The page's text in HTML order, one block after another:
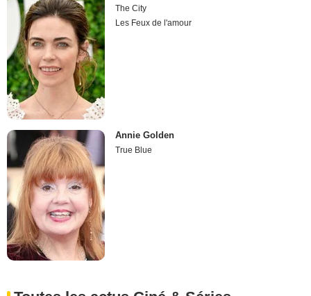
The City
Les Feux de l'amour
Annie Golden
True Blue